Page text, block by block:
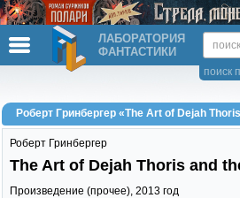
ЛАБОРАТОРИЯ
ФАНТАСТИКИ
поиск
Роберт Гринбергер «The Art of Dejah
Роберт Гринбергер
The Art of Dejah Thoris and
Произведение (прочее), 2013 год